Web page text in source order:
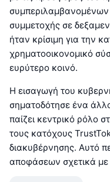
συμμετοχής σε
ήταν κρίσιμη για την
χρηματοοικονομικό
ευρύτερο κοινό.
Η εισαγωγή του
σηματοδότησε ένα
παίζει κεντρικό ρόλο
τους κατόχους
διακυβέρνησης. Αυτό
αποφάσεων σχετικά με